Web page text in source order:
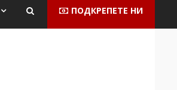
ПОДКРЕПЕТЕ НИ